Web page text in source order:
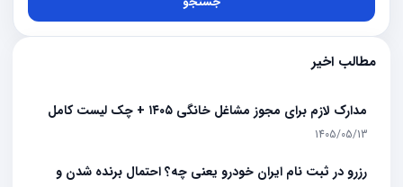
مطالب اخیر
مدارک لازم برای مجوز مشاغل خانگی ۱۴۰۵ + چک لیست کامل
1405/05/13
رزرو در ثبت نام ایران خودرو یعنی چه؟ احتمال برنده شدن و